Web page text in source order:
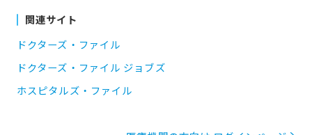
関連サイト
ドクターズ・ファイル
ドクターズ・ファイル ジョブズ
ホスピタルズ・ファイル